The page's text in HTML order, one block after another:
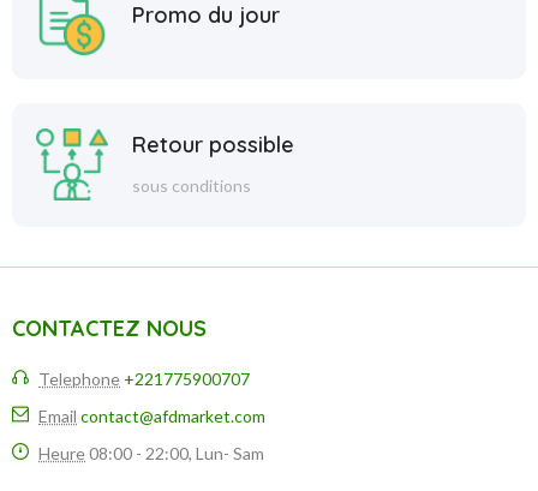
Promo du jour
Retour possible
sous conditions
CONTACTEZ NOUS
Telephone +221775900707
Email contact@afdmarket.com
Heure08:00 - 22:00, Lun- Sam